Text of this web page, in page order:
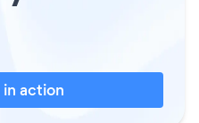
in action